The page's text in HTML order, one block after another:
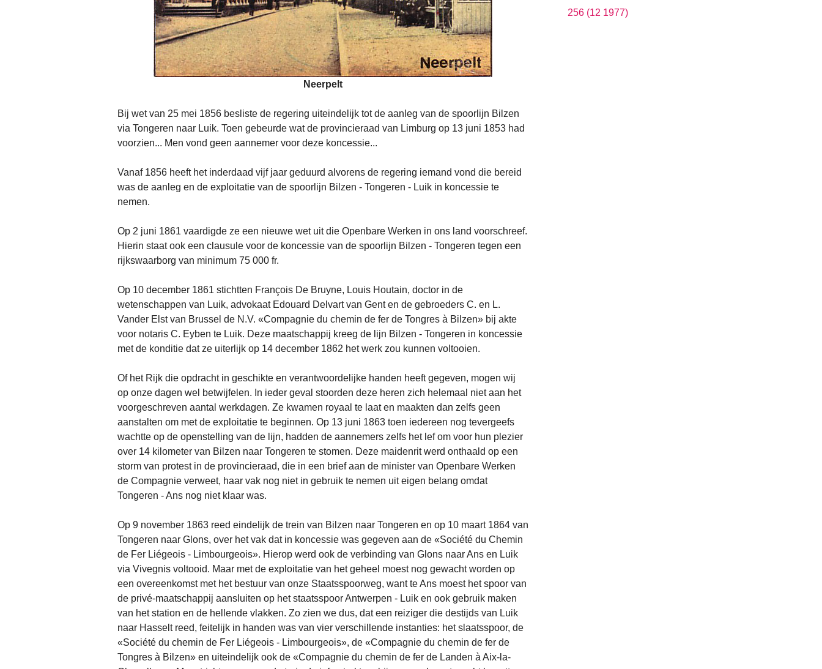
Neerpelt
Bij wet van 25 mei 1856 besliste de regering uiteindelijk tot de aanleg van de spoorlijn Bilzen
via Tongeren naar Luik. Toen gebeurde wat de provincieraad van Limburg op 13 juni 1853 had
voorzien... Men vond geen aannemer voor deze koncessie...
Vanaf 1856 heeft het inderdaad vijf jaar geduurd alvorens de regering iemand vond die bereid
was de aanleg en de exploitatie van de spoorlijn Bilzen - Tongeren - Luik in koncessie te
nemen.
Op 2 juni 1861 vaardigde ze een nieuwe wet uit die Openbare Werken in ons land voorschreef.
Hierin staat ook een clausule voor de koncessie van de spoorlijn Bilzen - Tongeren tegen een
rijkswaarborg van minimum 75 000 fr.
Op 10 december 1861 stichtten François De Bruyne, Louis Houtain, doctor in de
wetenschappen van Luik, advokaat Edouard Delvart van Gent en de gebroeders C. en L.
Vander Elst van Brussel de N.V. «Compagnie du chemin de fer de Tongres à Bilzen» bij akte
voor notaris C. Eyben te Luik. Deze maatschappij kreeg de lijn Bilzen - Tongeren in koncessie
met de konditie dat ze uiterlijk op 14 december 1862 het werk zou kunnen voltooien.
Of het Rijk die opdracht in geschikte en verantwoordelijke handen heeft gegeven, mogen wij
op onze dagen wel betwijfelen. In ieder geval stoorden deze heren zich helemaal niet aan het
voorgeschreven aantal werkdagen. Ze kwamen royaal te laat en maakten dan zelfs geen
aanstalten om met de exploitatie te beginnen. Op 13 juni 1863 toen iedereen nog tevergeefs
wachtte op de openstelling van de lijn, hadden de aannemers zelfs het lef om voor hun plezier
over 14 kilometer van Bilzen naar Tongeren te stomen. Deze maidenrit werd onthaald op een
storm van protest in de provincieraad, die in een brief aan de minister van Openbare Werken
de Compagnie verweet, haar vak nog niet in gebruik te nemen uit eigen belang omdat
Tongeren - Ans nog niet klaar was.
Op 9 november 1863 reed eindelijk de trein van Bilzen naar Tongeren en op 10 maart 1864 van
Tongeren naar Glons, over het vak dat in koncessie was gegeven aan de «Société du Chemin
de Fer Liégeois - Limbourgeois». Hierop werd ook de verbinding van Glons naar Ans en Luik
via Vivegnis voltooid. Maar met de exploitatie van het geheel moest nog gewacht worden op
een overeenkomst met het bestuur van onze Staatsspoorweg, want te Ans moest het spoor van
de privé-maatschappij aansluiten op het staatsspoor Antwerpen - Luik en ook gebruik maken
van het station en de hellende vlakken. Zo zien we dus, dat een reiziger die destijds van Luik
naar Hasselt reed, feitelijk in handen was van vier verschillende instanties: het slaatsspoor, de
«Société du chemin de Fer Liégeois - Limbourgeois», de «Compagnie du chemin de fer de
Tongres à Bilzen» en uiteindelijk ook de «Compagnie du chemin de fer de Landen à Aix-la-
256 (12 1977)